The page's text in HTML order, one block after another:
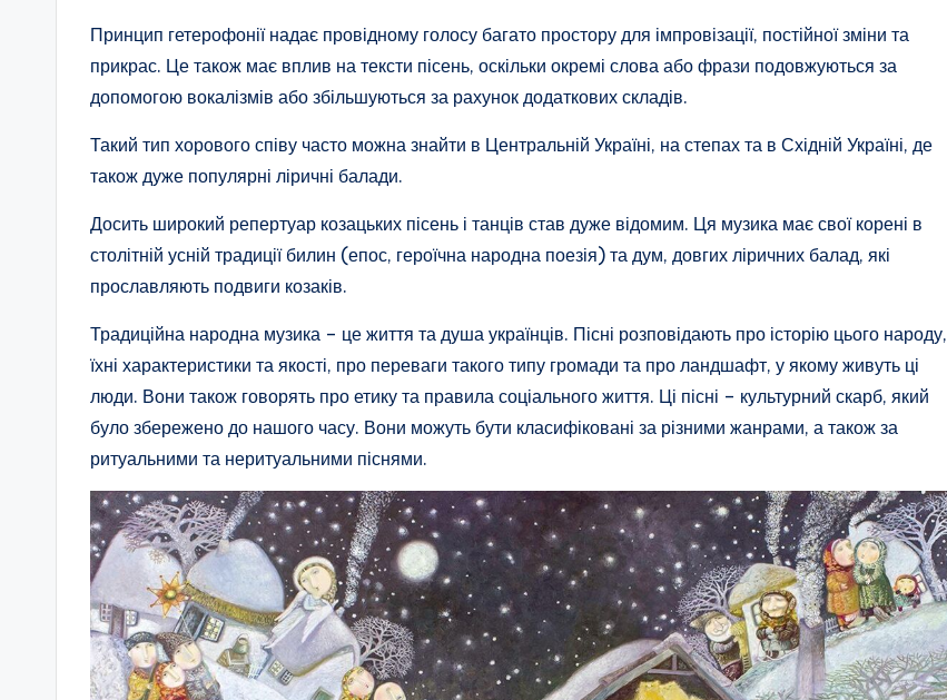
Принцип гетерофонії надає провідному голосу багато простору для імпровізації, постійної зміни та
прикрас. Це також має вплив на тексти пісень, оскільки окремі слова або фрази подовжуються за
допомогою вокалізмів або збільшуються за рахунок додаткових складів.
Такий тип хорового співу часто можна знайти в Центральній Україні, на степах та в Східній Україні, де
також дуже популярні ліричні балади.
Досить широкий репертуар козацьких пісень і танців став дуже відомим. Ця музика має свої корені в
столітній усній традиції билин (епос, героїчна народна поезія) та дум, довгих ліричних балад, які
прославляють подвиги козаків.
Традиційна народна музика – це життя та душа українців. Пісні розповідають про історію цього народу,
їхні характеристики та якості, про переваги такого типу громади та про ландшафт, у якому живуть ці
люди. Вони також говорять про етику та правила соціального життя. Ці пісні – культурний скарб, який
було збережено до нашого часу. Вони можуть бути класифіковані за різними жанрами, а також за
ритуальними та неритуальними піснями.